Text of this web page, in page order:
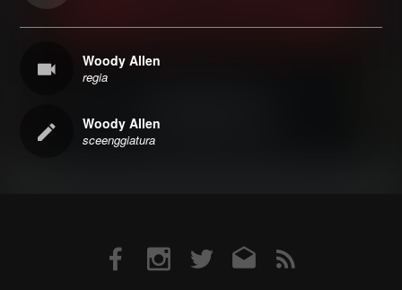
Woody Allen
regia
Woody Allen
sceenggiatura